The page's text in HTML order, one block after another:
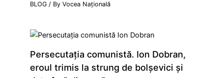
BLOG / ByVocea Națională
Persecutaţia comunistă. Ion Dobran,
eroul trimis la strung de bolşevici şi